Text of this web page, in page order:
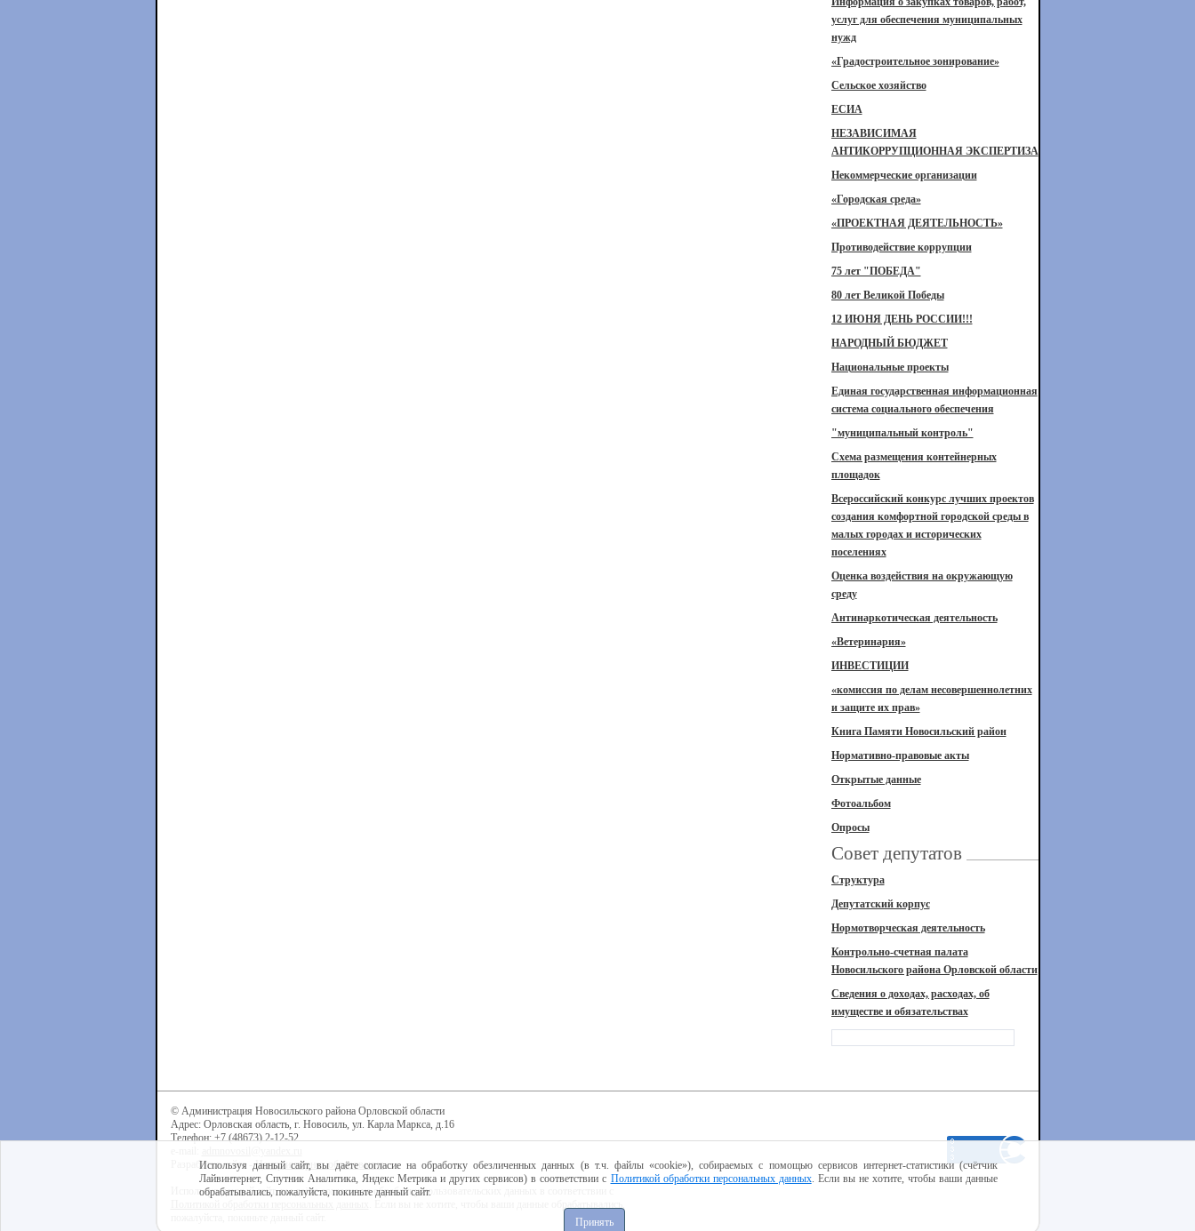
услуг для обеспечения муниципальных
нужд
«Градостроительное зонирование»
Сельское хозяйство
ЕСИА
НЕЗАВИСИМАЯ
АНТИКОРРУПЦИОННАЯ ЭКСПЕРТИЗА
Некоммерческие организации
«Городская среда»
«ПРОЕКТНАЯ ДЕЯТЕЛЬНОСТЬ»
Противодействие коррупции
75 лет "ПОБЕДА"
80 лет Великой Победы
12 ИЮНЯ ДЕНЬ РОССИИ!!!
НАРОДНЫЙ БЮДЖЕТ
Национальные проекты
Единая государственная информационная
система социального обеспечения
"муниципальный контроль"
Схема размещения контейнерных
площадок
Всероссийский конкурс лучших проектов
создания комфортной городской среды в
малых городах и исторических
поселениях
Оценка воздействия на окружающую
среду
Антинаркотическая деятельность
«Ветеринария»
ИНВЕСТИЦИИ
«комиссия по делам несовершеннолетних
и защите их прав»
Книга Памяти Новосильский район
Нормативно-правовые акты
Открытые данные
Фотоальбом
Опросы
Совет депутатов
Структура
Депутатский корпус
Нормотворческая деятельность
Контрольно-счетная палата
Новосильского района Орловской области
Сведения о доходах, расходах, об
имуществе и обязательствах
© Администрация Новосильского района Орловской области
Адрес: Орловская область, г. Новосиль, ул. Карла Маркса, д.16
Телефон: +7 (48673) 2-12-52
Разработка сайта -Центр интернет-образования
Используя данный сайт, вы даёте согласие на обработку пользовательских данных в соответствии с
Используя данный сайт, вы даёте согласие на обработку обезличенных данных (в т.ч. файлы «cookie»), собираемых с помощью сервисов интернет-статистики (счётчик
Лайвинтернет, Спутник Аналитика, Яндекс Метрика и других сервисов) в соответствии с Политикой обработки персональных данных. Если вы не хотите, чтобы ваши данные
обрабатывались, пожалуйста, покиньте данный сайт.
Принять